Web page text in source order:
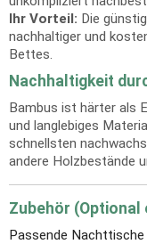
Ihr Vorteil: Die
nachhaltiger und
Bettes.
Nachhaltigkeit
Bambus ist härter als
und langlebiges
schnellsten
andere Holzbestände
Zubehör
Passende